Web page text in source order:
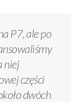
P7, ale po
niej
części
dwóch